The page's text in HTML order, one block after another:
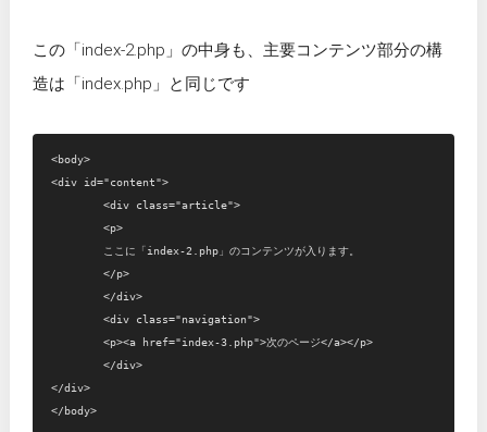
この「index-2.php」の中身も、主要コンテンツ部分の構
造は「index.php」と同じです
<body>
<div id="content">
	<div class="article">
	<p>
	</p>
	</div>
	<div class="navigation">
	<p><a href="index-3.php">次のページ</a></p>
	</div>
</div>